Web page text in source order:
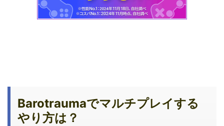
Barotraumaでマルチプレイする
やり方は？